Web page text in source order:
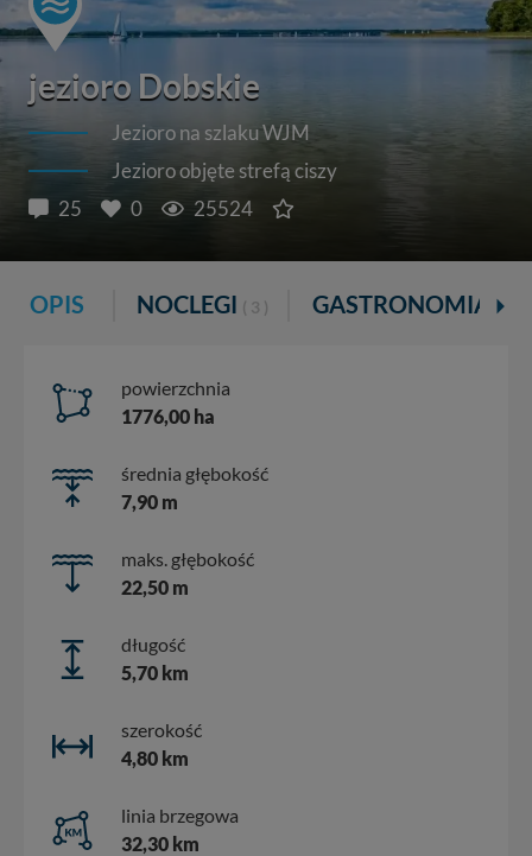
jezioro Dobskie
Jezioro na szlaku WJM
Jezioro objęte strefą ciszy
25
0 25524
OPIS NOCLEGI ( 3 ) GASTRONOMIA ( 1 )
powierzchnia
1776,00 ha
średnia głębokość
7,90 m
maks. głębokość
22,50 m
długość
5,70 km
szerokość
4,80 km
linia brzegowa
32,30 km